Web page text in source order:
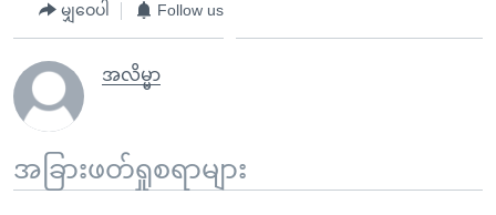
မျှဝေပါ Follow us
အလိမ္မာ
အခြားဖတ်ရှုစရာများ